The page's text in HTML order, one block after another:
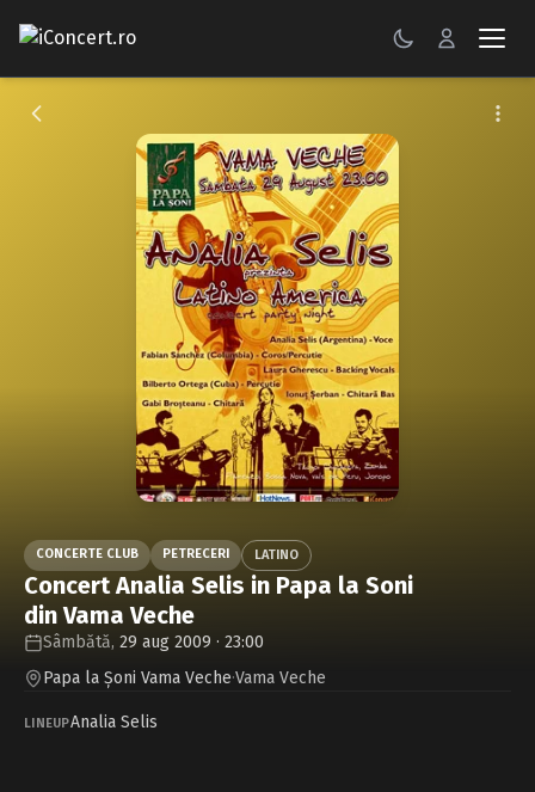
CONCERTE
Caută în site...
CONCERTE CLUB PETRECERI LATINO
Concert Analia Selis in Papa la Soni
din Vama Veche
Sâmbătă, 29 aug 2009 · 23:00
Papa la Şoni Vama Veche·Vama Veche
LINEUPAnalia Selis